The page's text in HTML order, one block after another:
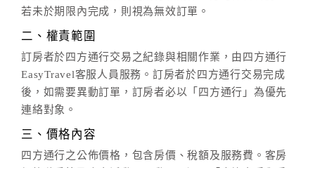
若未於期限內完成，則視為無效訂單。
二、權責範圍
訂房者於四方通行交易之紀錄與相關作業，由四方通行
EasyTravel客服人員服務。訂房者於四方通行交易完成
後，如需要異動訂單，訂房者必以「四方通行」為優先
連絡對象。
三、價格內容
四方通行之公佈價格，包含房價、稅額及服務費。客房